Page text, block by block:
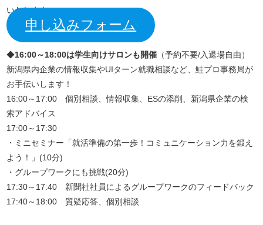
いたします。
申し込みフォーム
◆16:00～18:00は学生向けサロンも開催 （予約不要/入退場自由）
新潟県内企業の情報収集やUIターン就職相談など、鮭プロ事務局が
お手伝いします！
16:00～17:00 個別相談、情報収集、ESの添削、新潟県企業の検
索アドバイス
17:00～17:30
・ミニセミナー「就活準備の第一歩！コミュニケーション力を鍛え
よう！」(10分)
・グループワークにも挑戦(20分)
17:30～17:40 新聞社社員によるグループワークのフィードバック
17:40～18:00 質疑応答、個別相談